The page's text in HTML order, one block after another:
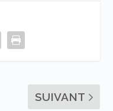
SUIVANT